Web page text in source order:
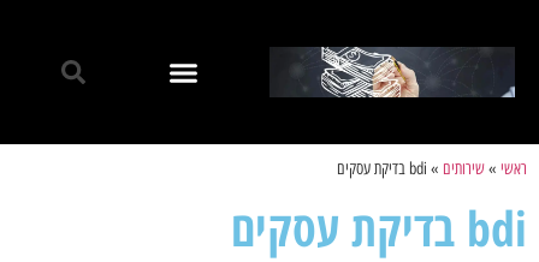
ראשי »שירותים » bdi בדיקת עסקים
bdi בדיקת עסקים